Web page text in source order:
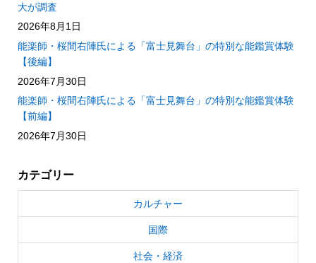
大が調査
2026年8月1日
能楽師・桜間右陣氏による「富士見舞台」の特別な能鑑賞体験
【後編】
2026年7月30日
能楽師・桜間右陣氏による「富士見舞台」の特別な能鑑賞体験
【前編】
2026年7月30日
カテゴリー
カルチャー
国際
社会・経済